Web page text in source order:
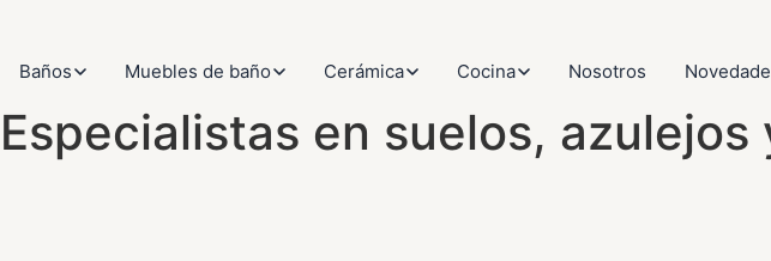
Baños Muebles de baño Cerámica Cocina Nosotros
Especialistas en suelos,